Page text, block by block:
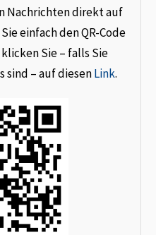
Nachrichten direkt auf
einfach den QR-Code
Sie – falls Sie
sind – auf diesenLink.